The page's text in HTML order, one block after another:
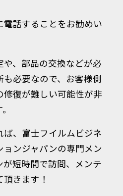
電話することをお勧めい
や、部品の交換などが必
も必要なので、お客様側
修復が難しい可能性が非
ば、富士フイルムビジネ
ョンジャパンの専門メン
が短時間で訪問、メンテ
きます！